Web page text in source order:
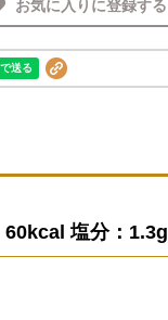
お気に入りに登録する
塩分：1.3g